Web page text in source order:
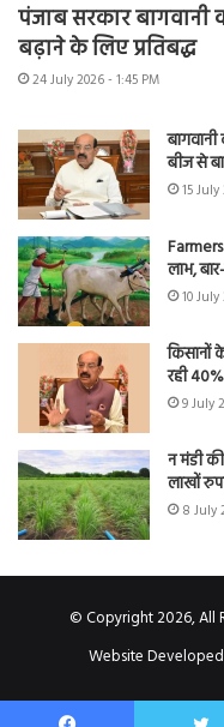
पंजाब सरकार
बढ़ाने के लिए प्रतिबद्ध
24 July 2026 - 1:45 PM
बीज से
15 July
लाभ,
10
किसानों
रही
9 July
न मंडी
लाखों
8 July
© Copyright 2026, All
Website